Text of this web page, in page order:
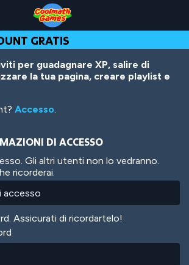
GRATIS
per guadagnare XP, salire di
la tua pagina, creare playlist e
Accesso.
DI ACCESSO
Gli altri utenti non lo vedranno.
ricorderai.
Assicurati di ricordartelo!